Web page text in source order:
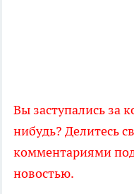
Вы заступались за
нибудь? Делитесь
комментариями
новостью.